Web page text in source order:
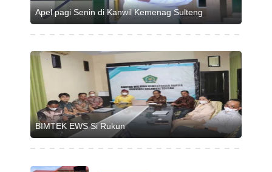
Apel pagi Senin di Kanwil Kemenag Sulteng
BIMTEK EWS Si Rukun